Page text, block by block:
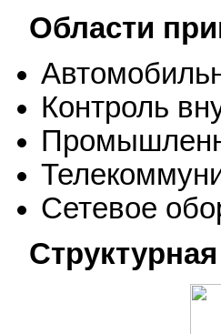
Области
Контроль
Сетевое